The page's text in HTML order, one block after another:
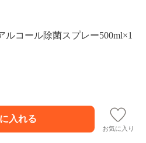
コール除菌スプレー500ml×1
お気に入り